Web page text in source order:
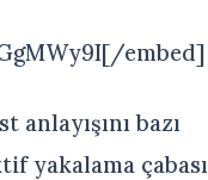
embed]
bazı
yakalama